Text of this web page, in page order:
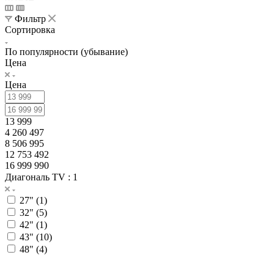
Фильтр
Сортировка
По популярности (убывание)
Цена
Цена
13 999
4 260 497
8 506 995
12 753 492
16 999 990
Диагональ TV : 1
27" (1)
32" (5)
42" (1)
43" (10)
48" (4)